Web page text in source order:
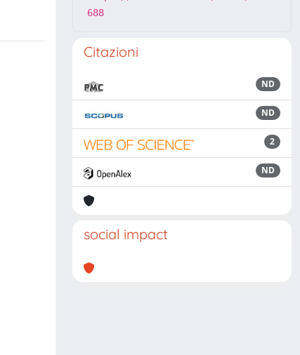
688
Citazioni
ND
ND
2
ND
social impact